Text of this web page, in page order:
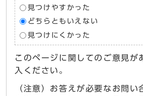
見つけやすかった
どちらともいえない
見つけにくかった
このページに関してのご意見が
入ください。
（注意）お答えが必要なお問い